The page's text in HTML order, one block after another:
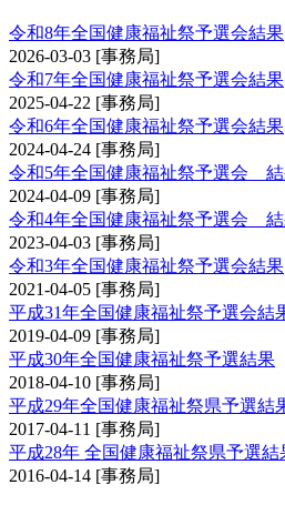
令和8年全国健康福祉祭予選会結果
2026-03-03 [事務局]
令和7年全国健康福祉祭予選会結果
2025-04-22 [事務局]
令和6年全国健康福祉祭予選会結果
2024-04-24 [事務局]
令和5年全国健康福祉祭予選会
2024-04-09 [事務局]
令和4年全国健康福祉祭予選会
2023-04-03 [事務局]
令和3年全国健康福祉祭予選会結果
2021-04-05 [事務局]
平成31年全国健康福祉祭予選会結
2019-04-09 [事務局]
平成30年全国健康福祉祭予選結果
2018-04-10 [事務局]
平成29年全国健康福祉祭県予選結
2017-04-11 [事務局]
平成28年 全国健康福祉祭県予選結
2016-04-14 [事務局]